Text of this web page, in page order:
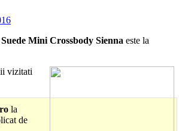
Mini Crossbody Sienna este la
vizitati
la
de